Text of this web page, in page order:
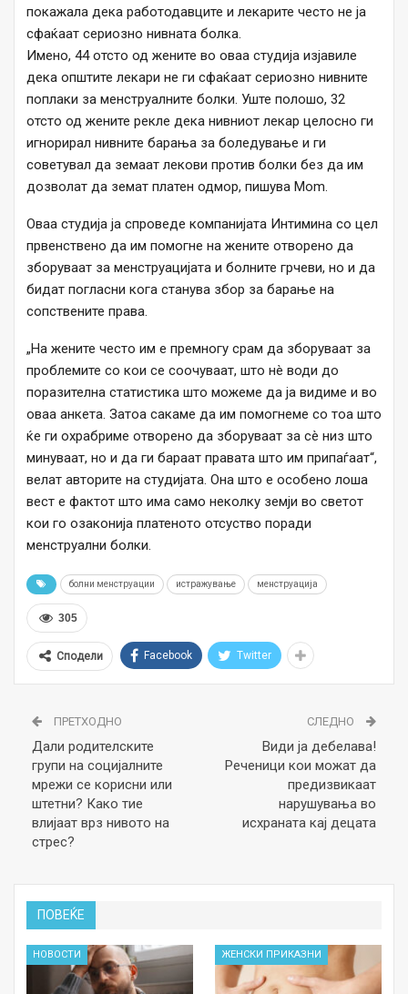
покажала дека работодавците и лекарите често не ја
сфаќаат сериозно нивната болка.
Имено, 44 отсто од жените во оваа студија изјавиле
дека општите лекари не ги сфаќаат сериозно нивните
поплаки за менструалните болки. Уште полошо, 32
отсто од жените рекле дека нивниот лекар целосно ги
игнорирал нивните барања за боледување и ги
советувал да земаат лекови против болки без да им
дозволат да земат платен одмор, пишува Mom.
Оваа студија ја спроведе компанијата Интимина со цел
првенствено да им помогне на жените отворено да
зборуваат за менструацијата и болните грчеви, но и да
бидат погласни кога станува збор за барање на
сопствените права.
„На жените често им е премногу срам да зборуваат за
проблемите со кои се соочуваат, што нè води до
поразителна статистика што можеме да ја видиме и во
оваа анкета. Затоа сакаме да им помогнеме со тоа што
ќе ги охрабриме отворено да зборуваат за сè низ што
минуваат, но и да ги бараат правата што им припаѓаат“,
велат авторите на студијата. Она што е особено лоша
вест е фактот што има само неколку земји во светот
кои го озаконија платеното отсуство поради
менструални болки.
болни менструации истражување менструација
305
Сподели Facebook Twitter
ПРЕТХОДНО
Дали родителските
групи на социјалните
мрежи се корисни или
штетни? Како тие
влијаат врз нивото на
стрес?
СЛЕДНО
Види ја дебелава!
Реченици кои можат да
предизвикаат
нарушувања во
исхраната кај децата
ПОВЕЌЕ
НОВОСТИ ЖЕНСКИ ПРИКАЗНИ